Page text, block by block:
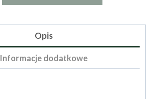
Opis
Informacje dodatkowe